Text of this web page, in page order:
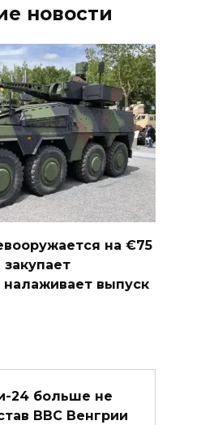
новости
на €75
налаживает выпуск
24 больше не
ВВС Венгрии